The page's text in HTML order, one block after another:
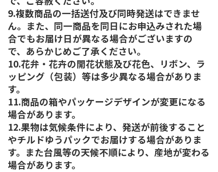
9.複数商品の一括送付及び同時発送はできませ
ん。また、同一商品を同日にお申込みされた場
合でもお届け日が異なる場合がございますの
で、あらかじめご了承ください。
10.花弁・花卉の開花状態及び花色、リボン、ラ
ッピング（包装）等は多少異なる場合がありま
す。
11.商品の箱やパッケージデザインが変更になる
場合があります。
12.果物は気候条件により、発送が前後すること
やチルドゆうパックでお届けする場合がありま
す。また台風等の天候不順により、産地が変わる
場合があります。